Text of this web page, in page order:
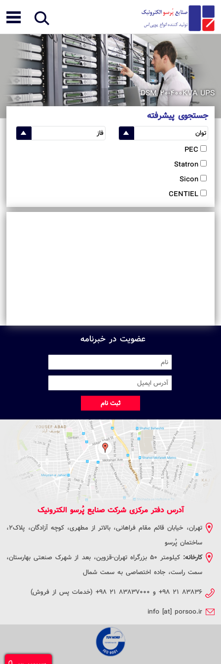
DSM 20-400KVA UPS
جستجوی پیشرفته
PEC
Statron
Sicon
CENTIEL
عضویت در خبرنامه
ثبت نام
آدرس دفتر مرکزی شرکت صنایع پُرسو الکترونیک
تهران، خیابان قائم مقام فراهانی، بالاتر از مطهری، کوچه آزادگان، پلاک2،
ساختمان پُرسو
کارخانه:
کیلومتر 50 بزرگراه تهران-قزوین، بعد از شهرک صنعتی بهارستان،
سمت راست، جاده اختصاصی به سمت شمال
+۹۸ ۲۱ ۸۳۸۳۶ و +۹۸ ۲۱ ۸۳۸۳۷۰۰۰ (خدمات پس از فروش)
info [at] porsoo.ir